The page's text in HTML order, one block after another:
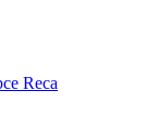
Reca